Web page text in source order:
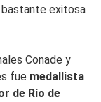
bastante exitosa
Conade y
fue medallista
de Río de